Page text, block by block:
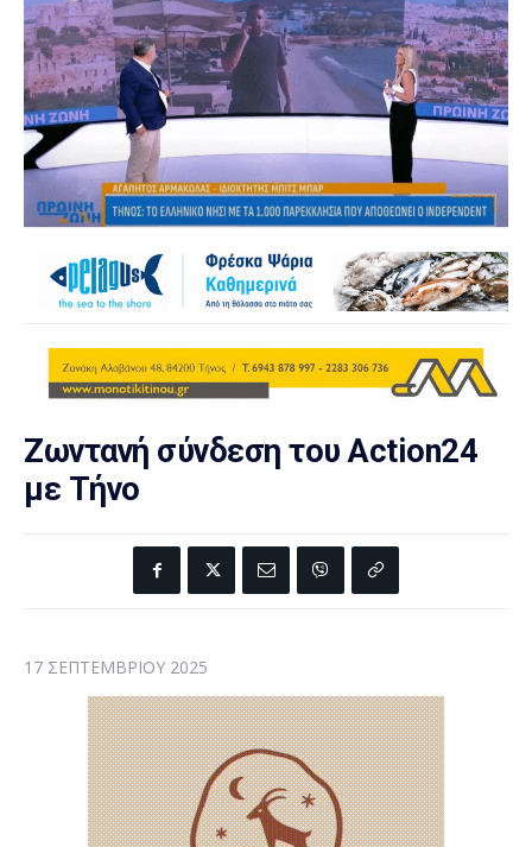
Ζωντανή σύνδεση του Action24
με Τήνο
17 ΣΕΠΤΕΜΒΡΊΟΥ 2025